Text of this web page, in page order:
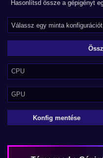
Hasonlítsd össze a gépigényt
CPU
GPU
Konfig mentése